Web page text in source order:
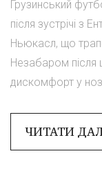
Грузинський
після зустрічі з
Ньюкасл, що
Незабаром після
дискомфорт у
ЧИТАТИ